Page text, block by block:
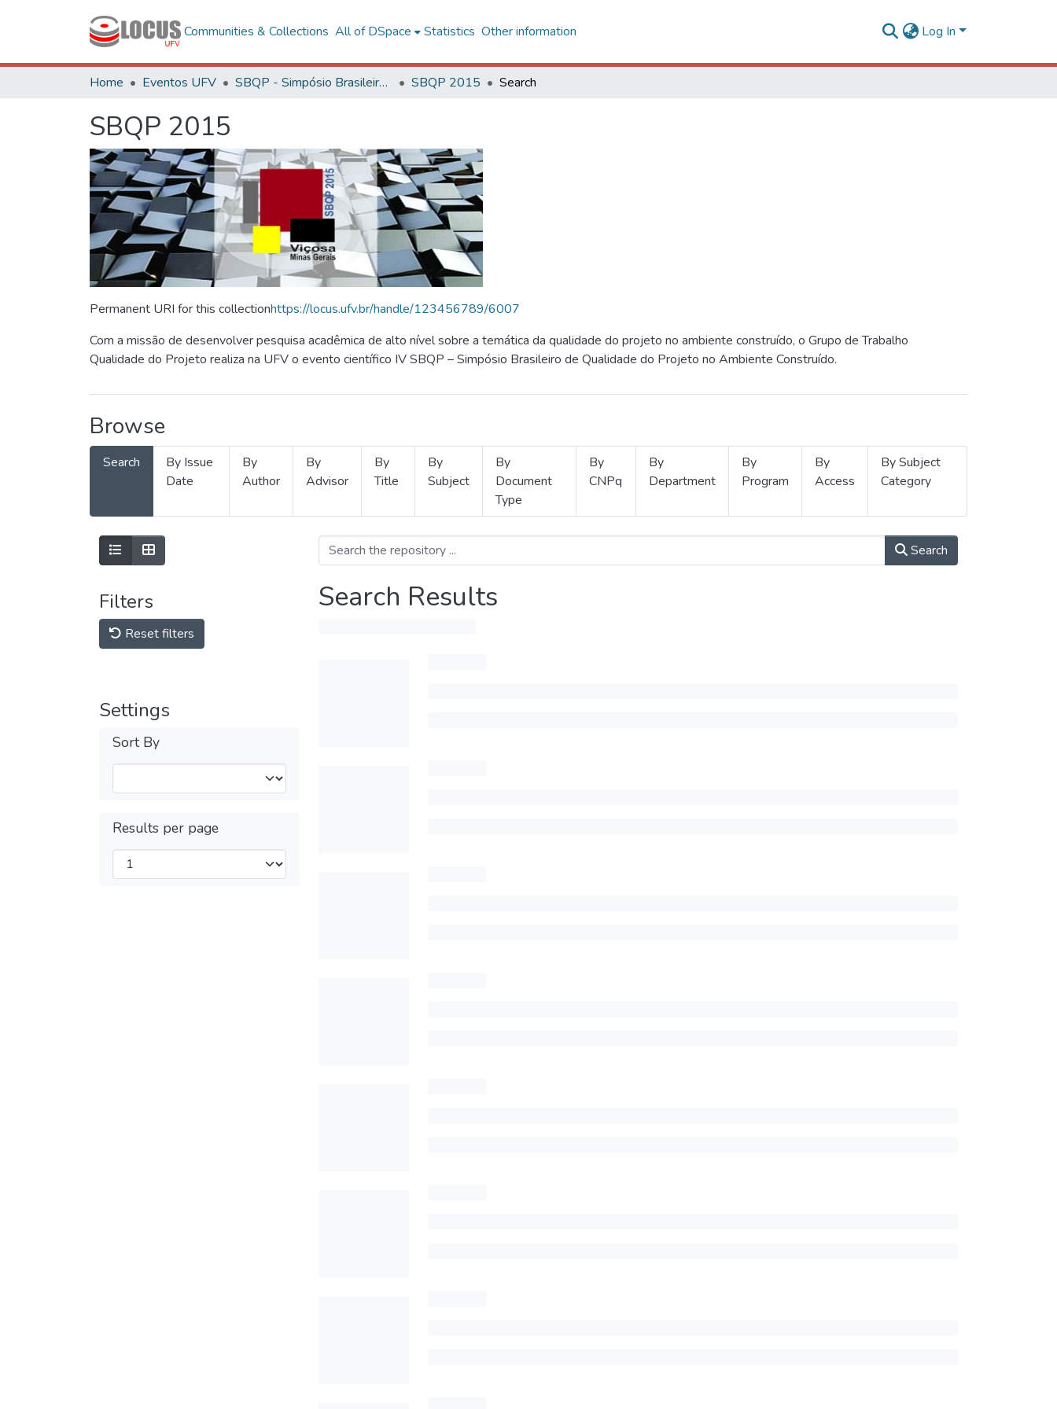
Communities & Collections All of DSpace Statistics Other information Log In
Home Eventos UFV SBQP - Simpósio Brasileiro de Qualidade do Projeto no Ambiente Construído SBQP 2015 Search
SBQP 2015
Permanent URI for this collectionhttps://locus.ufv.br/handle/123456789/6007
Com a missão de desenvolver pesquisa acadêmica de alto nível sobre a temática da qualidade do projeto no ambiente construído, o Grupo de Trabalho
Qualidade do Projeto realiza na UFV o evento científico IV SBQP – Simpósio Brasileiro de Qualidade do Projeto no Ambiente Construído.
Browse
Search
By Issue
Date
By
Author
By
Advisor
By
Title
By
Subject
By
Document
Type
By
CNPq
By
Department
By
Program
By
Access
By Subject
Category
Filters
Reset filters
Settings
Sort By
Results per page
Search
Search Results